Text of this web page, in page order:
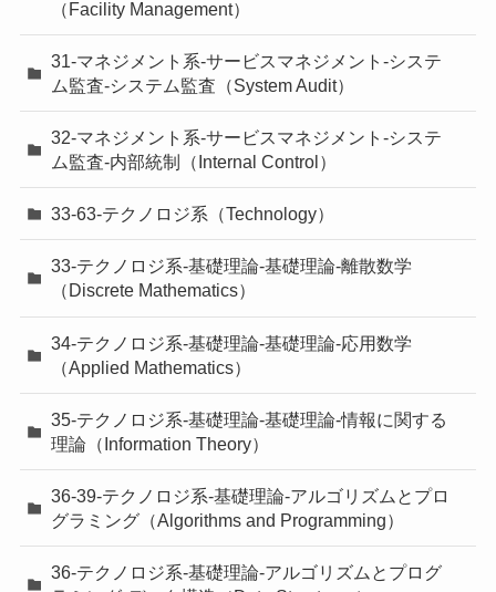
（Facility Management）
31-マネジメント系-サービスマネジメント-システ
ム監査-システム監査（System Audit）
32-マネジメント系-サービスマネジメント-システ
ム監査-内部統制（Internal Control）
33-63-テクノロジ系（Technology）
33-テクノロジ系-基礎理論-基礎理論-離散数学
（Discrete Mathematics）
34-テクノロジ系-基礎理論-基礎理論-応用数学
（Applied Mathematics）
35-テクノロジ系-基礎理論-基礎理論-情報に関する
理論（Information Theory）
36-39-テクノロジ系-基礎理論-アルゴリズムとプロ
グラミング（Algorithms and Programming）
36-テクノロジ系-基礎理論-アルゴリズムとプログ